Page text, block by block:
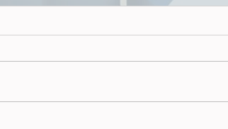
Wenn der Wohnungsbau-Turbo
Kraft getreten, bummelig ein